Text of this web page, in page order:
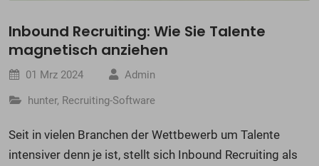
Inbound Recruiting: Wie Sie Talente
magnetisch anziehen
01 Mrz 2024
Admin
hunter, Recruiting-Software
Seit in vielen Branchen der Wettbewerb um Talente
intensiver denn je ist, stellt sich Inbound Recruiting als